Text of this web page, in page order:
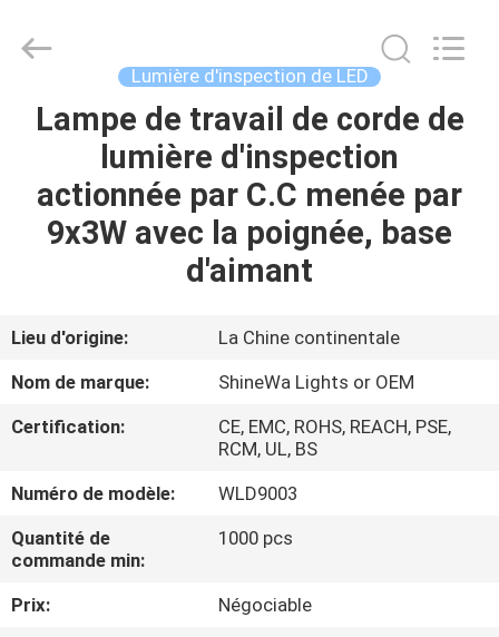
MAISON
VIDÉOS
PROPOS
DE
NOUS
VISITE
International
Trade
Reserved.
Lumière d'inspection de LED
Lampe de travail de corde de
lumière d'inspection
actionnée par C.C menée par
9x3W avec la poignée, base
d'aimant
Lieu d'origine:
La Chine continentale
Nom de marque:
ShineWa Lights or OEM
Certification:
CE, EMC, ROHS, REACH, PSE,
RCM, UL, BS
Numéro de modèle:
WLD9003
Quantité de
commande min:
1000 pcs
Prix:
Négociable